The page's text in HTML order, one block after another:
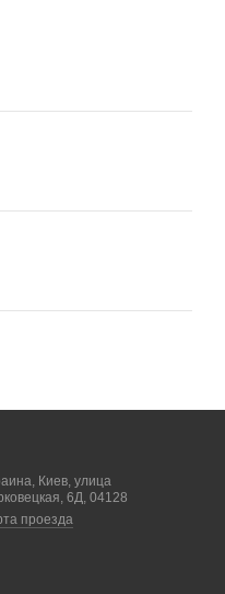
Киев, улица
6Д, 04128
проезда